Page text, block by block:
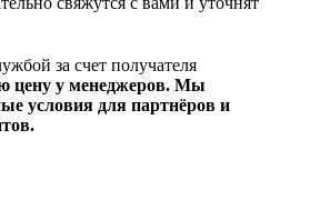
за счет получателя
цену у менеджеров. Мы
условия для партнёров и